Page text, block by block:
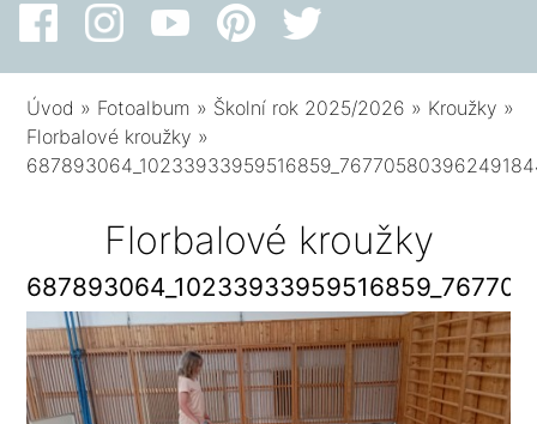
Úvod » Fotoalbum » Školní rok 2025/2026 » Kroužky »
Florbalové kroužky »
Florbalové kroužky